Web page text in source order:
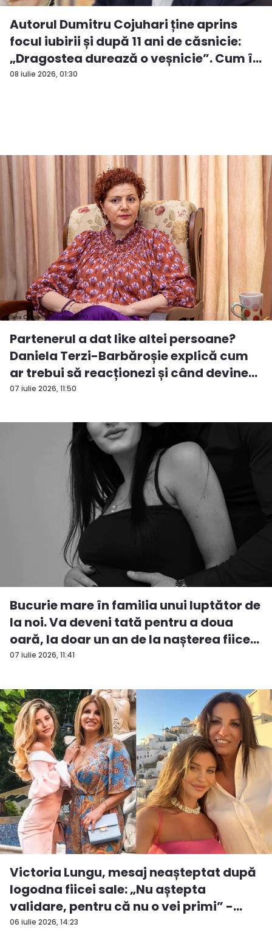
08 iulie 2026, 01:30
Autorul Dumitru Cojuhari ține aprins
focul iubirii și după 11 ani de căsnicie:
„Dragostea durează o veșnicie”. Cum î...
07 iulie 2026, 11:50
Partenerul a dat like altei persoane?
Daniela Terzi-Barbăroșie explică cum
ar trebui să reacționezi și când devine...
07 iulie 2026, 11:41
Bucurie mare în familia unui luptător de
la noi. Va deveni tată pentru a doua
oară, la doar un an de la nașterea fiice...
06 iulie 2026, 14:23
Victoria Lungu, mesaj neașteptat după
logodna fiicei sale: „Nu aștepta
validare, pentru că nu o vei primi” -
VID...